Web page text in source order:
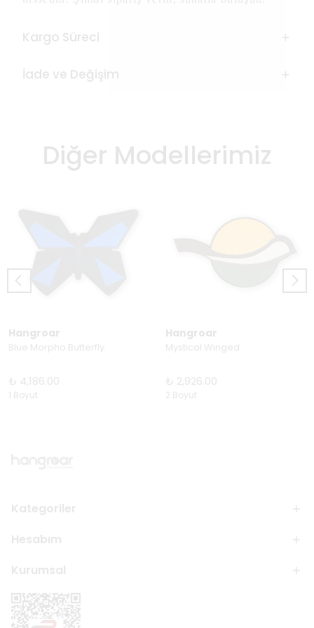
Kargo Süreci
İade ve Değişim
Diğer Modellerimiz
Hangroar
Blue Morpho Butterfly
₺ 4,186.00
1 Boyut
Hangroar
Mystical Winged
₺ 2,926.00
2 Boyut